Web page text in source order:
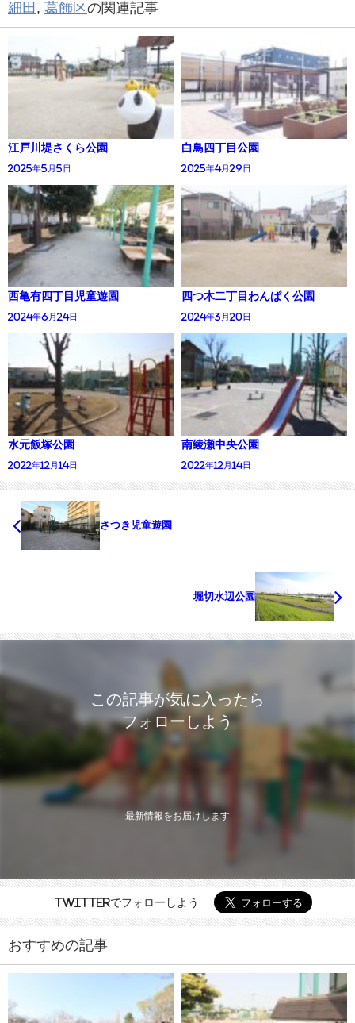
細田 , 葛飾区の関連記事
江戸川堤さくら公園
2025年5月5日
白鳥四丁目公園
2025年4月29日
西亀有四丁目児童遊園
2024年6月24日
四つ木二丁目わんぱく公園
2024年3月20日
水元飯塚公園
2022年12月14日
南綾瀬中央公園
2022年12月14日
さつき児童遊園
堀切水辺公園
この記事が気に入ったら
フォローしよう
最新情報をお届けします
Twitterでフォローしよう
おすすめの記事